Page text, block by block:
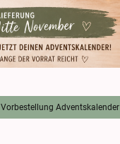
Vorbestellung Adventskalender